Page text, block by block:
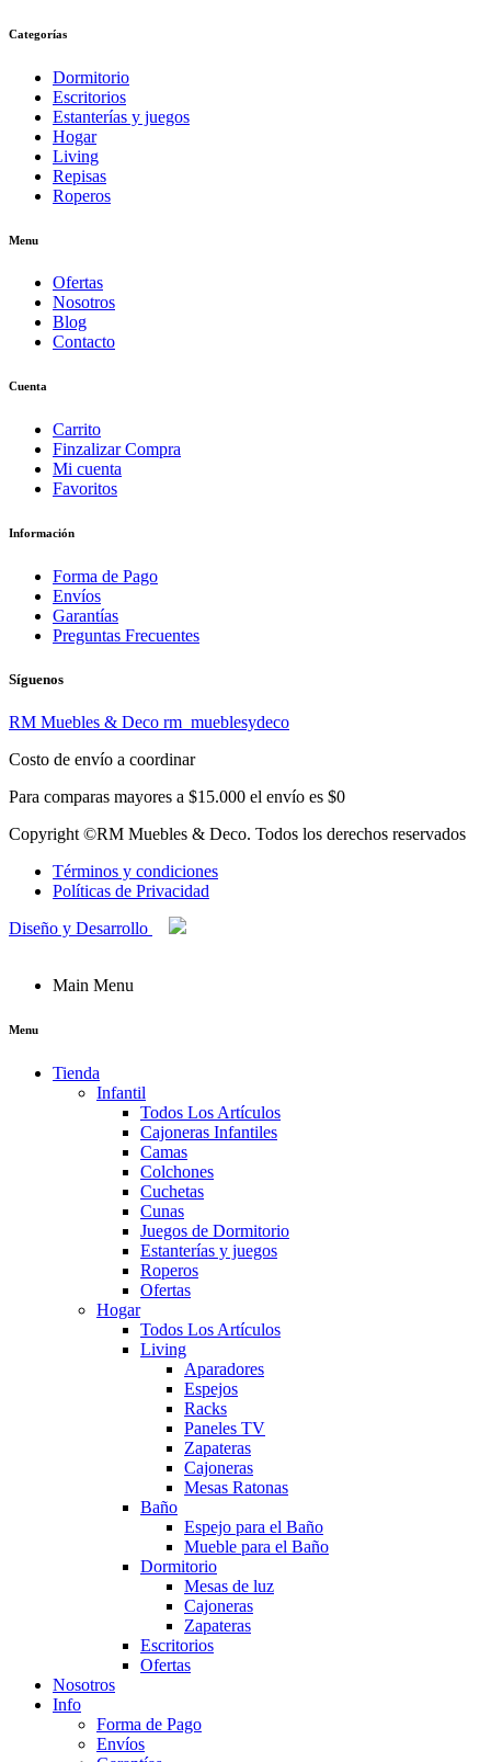
Categorías
Dormitorio
Escritorios
Estanterías y juegos
Hogar
Living
Repisas
Roperos
Menu
Ofertas
Nosotros
Blog
Contacto
Cuenta
Carrito
Finzalizar Compra
Mi cuenta
Favoritos
Información
Forma de Pago
Envíos
Garantías
Preguntas Frecuentes
Síguenos
RM Muebles & Deco rm_mueblesydeco
Costo de envío a coordinar
Para comparas mayores a $15.000 el envío es $0
Copyright ©RM Muebles & Deco. Todos los derechos reservados
Términos y condiciones
Políticas de Privacidad
Diseño y Desarrollo
Main Menu
Menu
Tienda
Infantil
Todos Los Artículos
Cajoneras Infantiles
Camas
Colchones
Cuchetas
Cunas
Juegos de Dormitorio
Estanterías y juegos
Roperos
Ofertas
Hogar
Todos Los Artículos
Living
Aparadores
Espejos
Racks
Paneles TV
Zapateras
Cajoneras
Mesas Ratonas
Baño
Espejo para el Baño
Mueble para el Baño
Dormitorio
Mesas de luz
Cajoneras
Zapateras
Escritorios
Ofertas
Nosotros
Info
Forma de Pago
Envíos